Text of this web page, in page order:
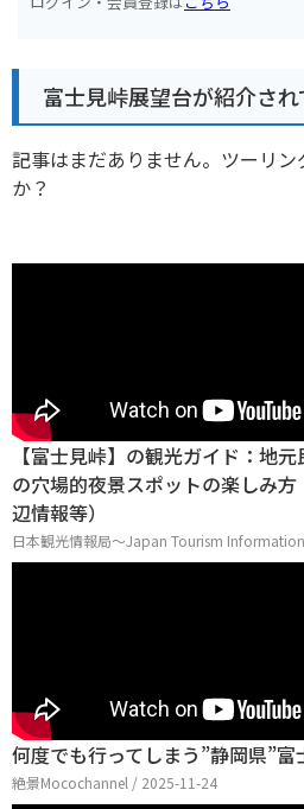
富士見峠展望台が紹介さ
記事はまだありません。ツーリ
か？
【富士見峠】の観光ガイド：地
の穴場的夜景スポットの楽しみ
辺情報等）
日本観光情報局〜Japan Tourism
何度でも行ってしまう”静岡県”
絶景Mocochannel / 2025-11-24